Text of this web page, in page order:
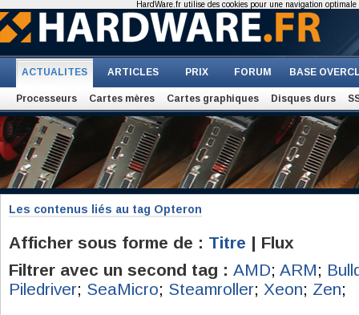
ACTUALITES ARTICLES PRIX FORUM BASE
Processeurs Cartes mères Cartes graphiques Disques durs
Les contenus liés au tag Opteron
Afficher sous forme de : Titre | Flux
Filtrer avec un second tag : AMD; ARM;
Piledriver; SeaMicro; Steamroller; Xeon; Zen;
HardWare.fr utilise des cookies pour une navigation